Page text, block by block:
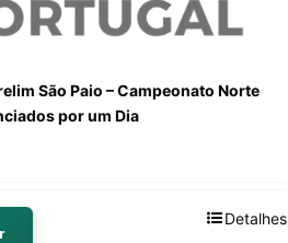
São Paio – Campeonato Norte
por um Dia
Detalhes